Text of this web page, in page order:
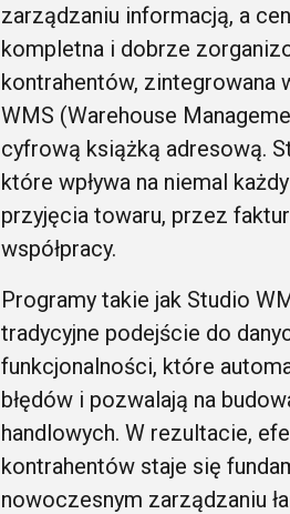
zarządzaniu informacją, a
kompletna i dobrze
kontrahentów, zintegrowana
WMS (Warehouse
cyfrową książką adresową.
które wpływa na niemal
przyjęcia towaru, przez
współpracy.
Programy takie jak Studio
tradycyjne podejście do
funkcjonalności, które
błędów i pozwalają na
handlowych. W rezultacie,
kontrahentów staje się
nowoczesnym zarządzaniu